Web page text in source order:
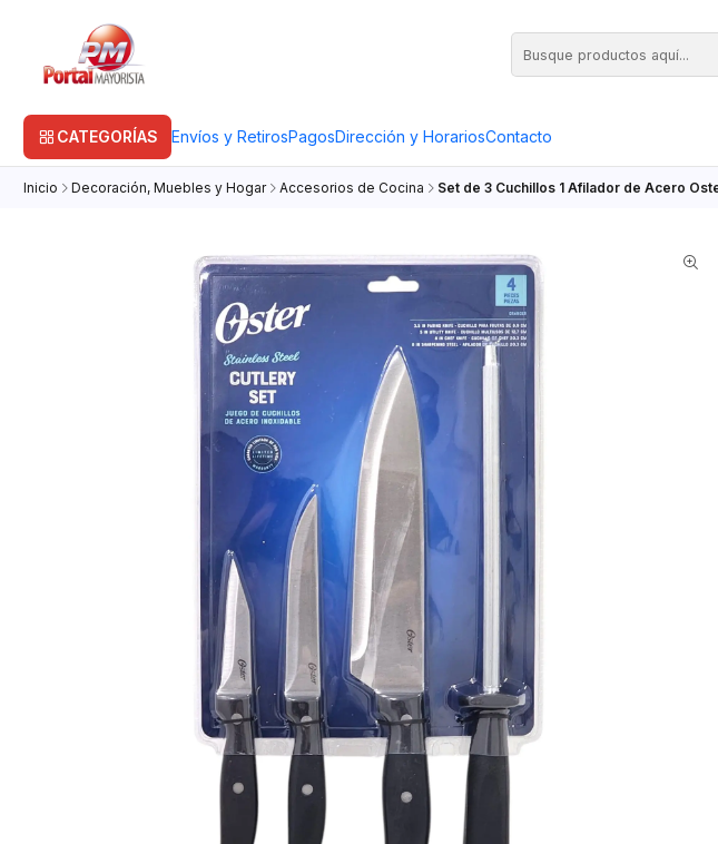
CATEGORÍAS Envíos y RetirosPagosDirección y HorariosContacto
Inicio Decoración, Muebles y Hogar Accesorios de Cocina Set de 3 Cuchillos 1 Afilador de Acero